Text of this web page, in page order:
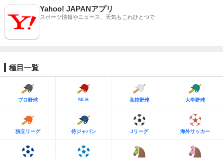
Yahoo! JAPANアプリ
スポーツ情報やニュース、天気もこれひとつで
種目一覧
プロ野球 MLB 高校野球 大学野球
独立リーグ 侍ジャパン Jリーグ 海外サッカー